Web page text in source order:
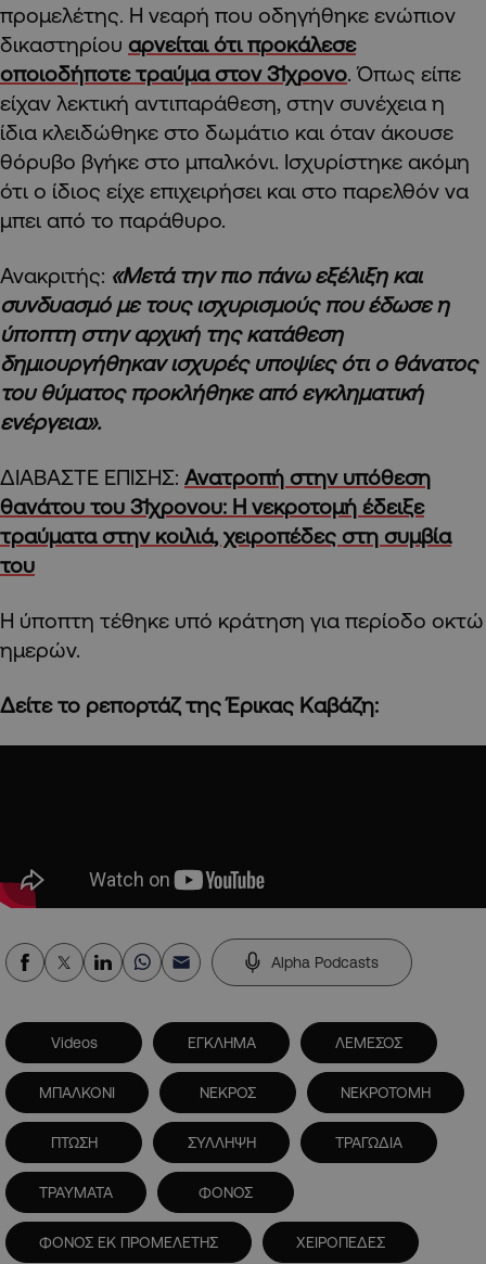
προμελέτης. Η νεαρή που οδηγήθηκε ενώπιον
δικαστηρίου αρνείται ότι προκάλεσε
οποιοδήποτε τραύμα στον 31χρονο. Όπως είπε
είχαν λεκτική αντιπαράθεση, στην συνέχεια η
ίδια κλειδώθηκε στο δωμάτιο και όταν άκουσε
θόρυβο βγήκε στο μπαλκόνι. Ισχυρίστηκε ακόμη
ότι ο ίδιος είχε επιχειρήσει και στο παρελθόν να
μπει από το παράθυρο.
Ανακριτής: «Μετά την πιο πάνω εξέλιξη και
συνδυασμό με τους ισχυρισμούς που έδωσε η
ύποπτη στην αρχική της κατάθεση
δημιουργήθηκαν ισχυρές υποψίες ότι ο θάνατος
του θύματος προκλήθηκε από εγκληματική
ενέργεια».
ΔΙΑΒΑΣΤΕ ΕΠΙΣΗΣ: Ανατροπή στην υπόθεση
θανάτου του 31χρονου: Η νεκροτομή έδειξε
τραύματα στην κοιλιά, χειροπέδες στη συμβία
του
Η ύποπτη τέθηκε υπό κράτηση για περίοδο οκτώ
ημερών.
Δείτε το ρεπορτάζ της Έρικας Καβάζη:
Alpha Podcasts
Videos ΕΓΚΛΗΜΑ ΛΕΜΕΣΟΣ
ΜΠΑΛΚΟΝΙ ΝΕΚΡΟΣ ΝΕΚΡΟΤΟΜΗ
ΠΤΩΣΗ ΣΥΛΛΗΨΗ ΤΡΑΓΩΔΙΑ
ΤΡΑΥΜΑΤΑ ΦΟΝΟΣ
ΦΟΝΟΣ ΕΚ ΠΡΟΜΕΛΕΤΗΣ ΧΕΙΡΟΠΕΔΕΣ